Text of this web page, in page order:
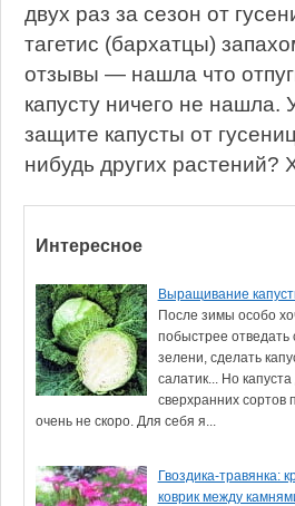
двух раз за сезон от
тагетис (бархатцы)
отзывы — нашла что
капусту ничего не
защите капусты от
нибудь других растений?
Интересное
Выращивание
После зимы особо
побыстрее отведать
зелени, сделать
салатик... Но
сверхранних сортов
очень не скоро. Для себя я...
Гвоздика-травянка:
коврик между